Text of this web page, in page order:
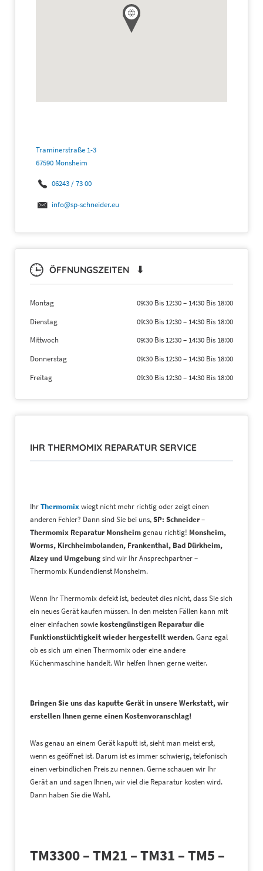
Traminerstraße 1-3
67590 Monsheim
06243 / 73 00
info@sp-schneider.eu
ÖFFNUNGSZEITEN ⬇
Montag 09:30 Bis 12:30– 14:30 Bis 18:00
Dienstag
09:30 Bis 12:30– 14:30 Bis 18:00
Mittwoch
09:30 Bis 12:30– 14:30 Bis 18:00
Donnerstag
09:30 Bis 12:30– 14:30 Bis 18:00
Freitag
09:30 Bis 12:30– 14:30 Bis 18:00
IHR THERMOMIX REPARATUR SERVICE
IhrThermomixwiegt nicht mehr richtig oder zeigt einen
anderen Fehler? Dann sind Sie bei uns,SP: Schneider –
Thermomix Reparatur Monsheim genau richtig! Monsheim,
Worms, Kirchheimbolanden, Frankenthal, Bad Dürkheim,
Alzeyund Umgebungsind wir Ihr Ansprechpartner –
Thermomix Kundendienst Monsheim.
Wenn Ihr Thermomix defekt ist, bedeutet dies nicht, dass Sie sich
ein neues Gerät kaufen müssen. In den meisten Fällen kann mit
einer einfachen sowiekostengünstigen Reparatur die
Funktionstüchtigkeit wieder hergestellt werden. Ganz egal
ob es sich um einen Thermomix oder eine andere
Küchenmaschine handelt. Wir helfen Ihnen gerne weiter.
Bringen Sie uns das kaputte Gerät in unsere Werkstatt, wir
erstellen Ihnen gerne einen Kostenvoranschlag!
Was genau an einem Gerät kaputt ist, sieht man meist erst,
wenn es geöffnet ist. Darum ist es immer schwierig, telefonisch
einen verbindlichen Preis zu nennen. Gerne schauen wir Ihr
Gerät an und sagen Ihnen, wir viel die Reparatur kosten wird.
Dann haben Sie die Wahl.
TM3300 – TM21 – TM31 – TM5 –